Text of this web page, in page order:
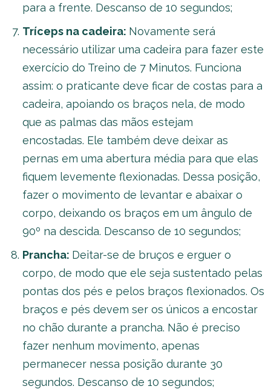
para a frente. Descanso de 10 segundos;
Tríceps na cadeira: Novamente será
necessário utilizar uma cadeira para fazer este
exercício do Treino de 7 Minutos. Funciona
assim: o praticante deve ficar de costas para a
cadeira, apoiando os braços nela, de modo
que as palmas das mãos estejam
encostadas. Ele também deve deixar as
pernas em uma abertura média para que elas
fiquem levemente flexionadas. Dessa posição,
fazer o movimento de levantar e abaixar o
corpo, deixando os braços em um ângulo de
90º na descida. Descanso de 10 segundos;
Prancha: Deitar-se de bruços e erguer o
corpo, de modo que ele seja sustentado pelas
pontas dos pés e pelos braços flexionados. Os
braços e pés devem ser os únicos a encostar
no chão durante a prancha. Não é preciso
fazer nenhum movimento, apenas
permanecer nessa posição durante 30
segundos. Descanso de 10 segundos;